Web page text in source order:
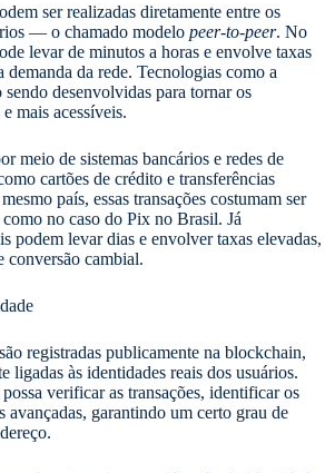
ser realizadas diretamente entre os
— o chamado modelo peer-to-peer. No
levar de minutos a horas e envolve taxas
demanda da rede. Tecnologias como a
desenvolvidas para tornar os
mais acessíveis.
meio de sistemas bancários e redes de
cartões de crédito e transferências
país, essas transações costumam ser
no caso do Pix no Brasil. Já
podem levar dias e envolver taxas elevadas,
conversão cambial.
registradas publicamente na blockchain,
ligadas às identidades reais dos usuários.
verificar as transações, identificar os
avançadas, garantindo um certo grau de